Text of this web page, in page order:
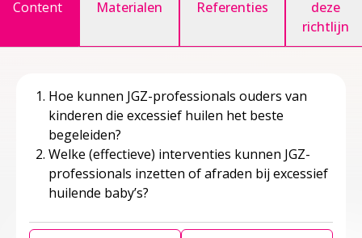
Content Materialen Referenties
deze
richtlijn
Hoe kunnen JGZ-professionals ouders van
kinderen die excessief huilen het beste
begeleiden?
Welke (effectieve) interventies kunnen JGZ-
professionals inzetten of afraden bij excessief
huilende baby’s?